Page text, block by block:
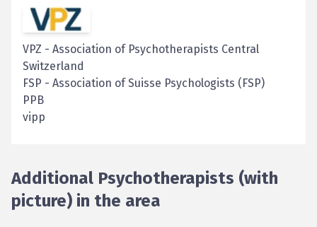
VPZ - Association of Psychotherapists Central
Switzerland
FSP - Association of Suisse Psychologists (FSP)
PPB
vipp
Additional Psychotherapists (with
picture) in the area